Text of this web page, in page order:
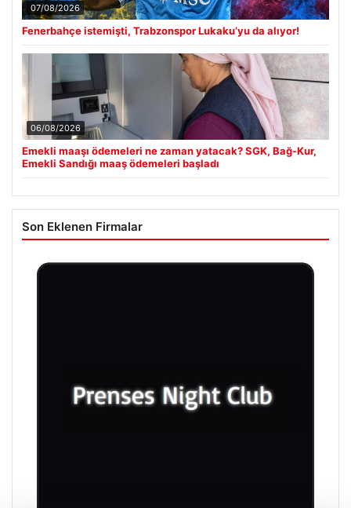
07/08/2026
Fenerbahçe istemişti, Trabzonspor Lukaku’yu da alıyor!
06/08/2026
Emekli maaşı ödemeleri ne zaman yatacak? SGK, Bağ-Kur,
Emekli Sandığı maaş ödemeleri başladı
Son Eklenen Firmalar